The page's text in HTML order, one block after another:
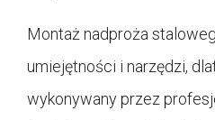
Montaż nadproża
umiejętności i narzędzi,
wykonywany przez